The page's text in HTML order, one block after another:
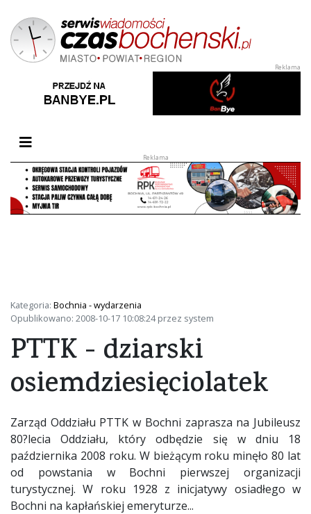
Przełącz nawigację
Kategoria: Bochnia - wydarzenia
Opublikowano: 2008-10-17 10:08:24 przez system
PTTK - dziarski
osiemdziesięciolatek
Zarząd Oddziału PTTK w Bochni zaprasza na Jubileusz
80?lecia Oddziału, który odbędzie się w dniu 18
października 2008 roku. W bieżącym roku minęło 80 lat
od powstania w Bochni pierwszej organizacji
turystycznej. W roku 1928 z inicjatywy osiadłego w
Bochni na kapłańskiej emeryturze...